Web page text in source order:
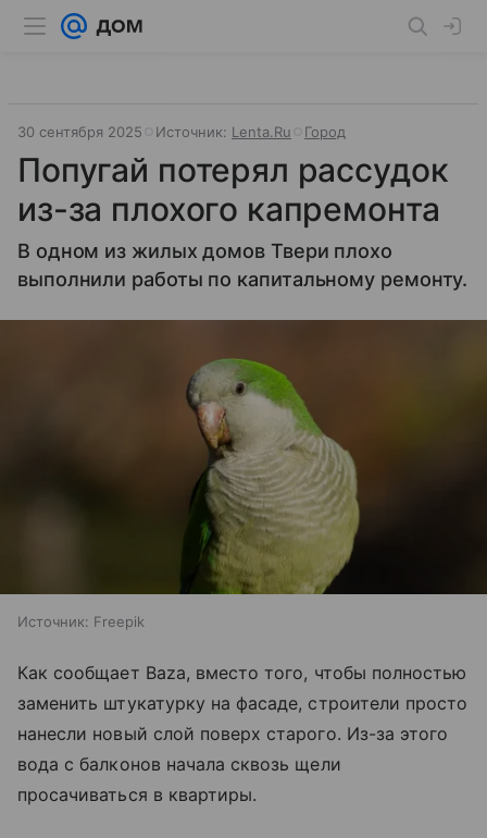
30 сентября 2025 Источник: Lenta.Ru Город
Попугай потерял рассудок
из-за плохого капремонта
В одном из жилых домов Твери плохо
выполнили работы по капитальному ремонту.
Источник: Freepik
Как сообщает Baza, вместо того, чтобы полностью
заменить штукатурку на фасаде, строители просто
нанесли новый слой поверх старого. Из-за этого
вода с балконов начала сквозь щели
просачиваться в квартиры.